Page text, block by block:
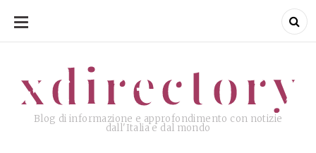
SKIP
CONTENT
xdirectory
Blog di informazione e approfondimento con notizie
dall'Italia e dal mondo
xdirectory